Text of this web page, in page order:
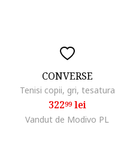
CONVERSE
Tenisi copii, gri, tesatura
32299lei
Vandut de Modivo PL